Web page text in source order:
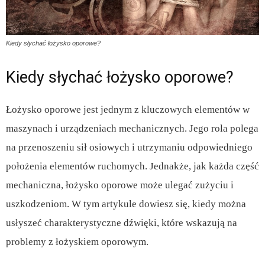
Kiedy słychać łożysko oporowe?
Kiedy słychać łożysko oporowe?
Łożysko oporowe jest jednym z kluczowych elementów w
maszynach i urządzeniach mechanicznych. Jego rola polega
na przenoszeniu sił osiowych i utrzymaniu odpowiedniego
położenia elementów ruchomych. Jednakże, jak każda część
mechaniczna, łożysko oporowe może ulegać zużyciu i
uszkodzeniom. W tym artykule dowiesz się, kiedy można
usłyszeć charakterystyczne dźwięki, które wskazują na
problemy z łożyskiem oporowym.